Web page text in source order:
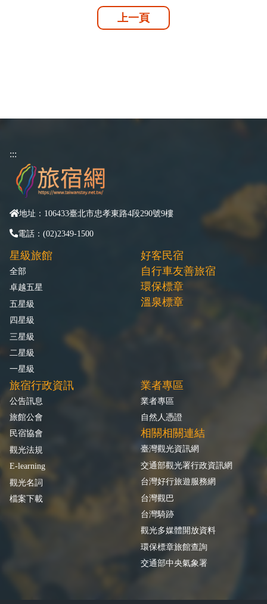
上一頁
:::
地址：106433臺北市忠孝東路4段290號9樓
電話：(02)2349-1500
星級旅館
全部
卓越五星
五星級
四星級
三星級
二星級
一星級
好客民宿
自行車友善旅宿
環保標章
溫泉標章
旅宿行政資訊
公告訊息
旅館公會
民宿協會
觀光法規
E-learning
觀光名詞
檔案下載
業者專區
業者專區
自然人憑證
相關相關連結
臺灣觀光資訊網
交通部觀光署行政資訊網
台灣好行旅遊服務網
台灣觀巴
台灣騎跡
觀光多媒體開放資料
環保標章旅館查詢
交通部中央氣象署